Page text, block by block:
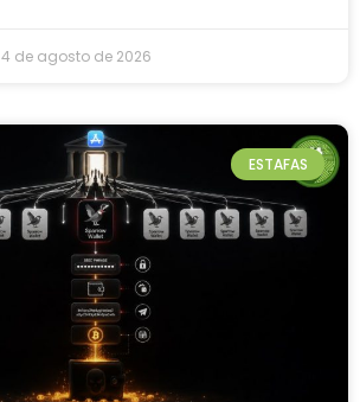
4 de agosto de 2026
ESTAFAS